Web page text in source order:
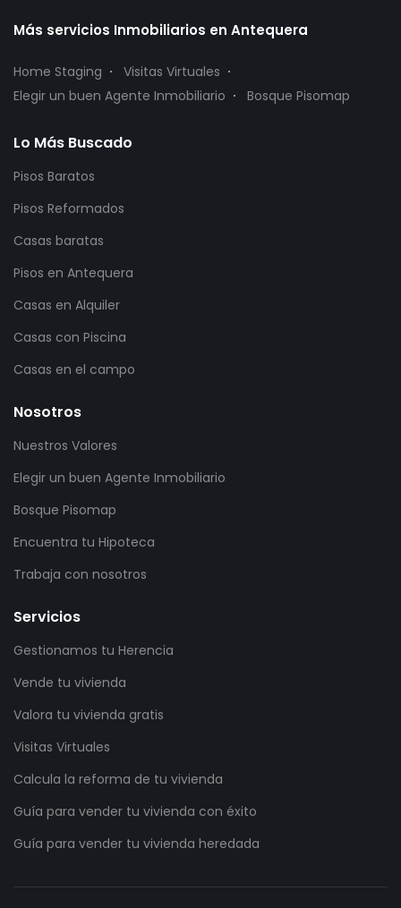
Más servicios Inmobiliarios en Antequera
Home Staging
Visitas Virtuales
Elegir un buen Agente Inmobiliario
Bosque Pisomap
Lo Más Buscado
Pisos Baratos
Pisos Reformados
Casas baratas
Pisos en Antequera
Casas en Alquiler
Casas con Piscina
Casas en el campo
Nosotros
Nuestros Valores
Elegir un buen Agente Inmobiliario
Bosque Pisomap
Encuentra tu Hipoteca
Trabaja con nosotros
Servicios
Gestionamos tu Herencia
Vende tu vivienda
Valora tu vivienda gratis
Visitas Virtuales
Calcula la reforma de tu vivienda
Guía para vender tu vivienda con éxito
Guía para vender tu vivienda heredada